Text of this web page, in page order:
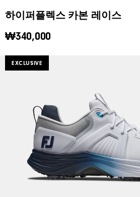
하이퍼플렉스 카본 레이스
₩340,000
EXCLUSIVE